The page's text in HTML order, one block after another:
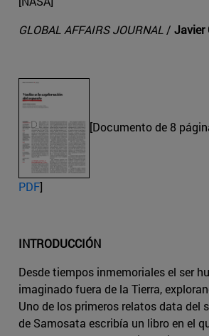
GLOBAL AFFAIRS JOURNAL / Javier
[Documento de 8
PDF]
INTRODUCCIÓN
Desde tiempos inmemoriales el ser
imaginado fuera de la Tierra,
Uno de los primeros relatos data del
de Samosata escribía un libro en el